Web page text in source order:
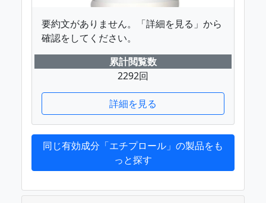
要約文がありません。「詳細を見る」から
確認をしてください。
累計閲覧数
2292回
詳細を見る
同じ有効成分「エチプロール」の製品をも
っと探す